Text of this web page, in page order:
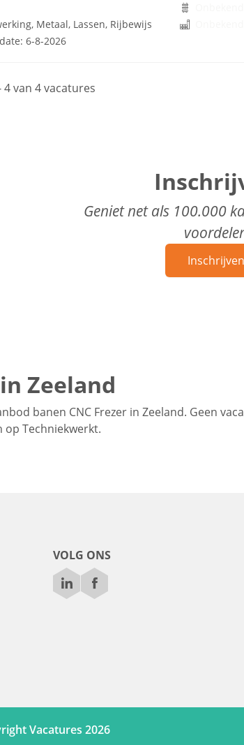
Metaal, Lassen, Rijbewijs
6-8-2026
4 van 4 vacatures
Geniet net als 100.000
Inschrijven
Zeeland
banen CNC Frezer in Zeeland. Geen
op Techniekwerkt.
VOLG ONS
Vacatures 2026